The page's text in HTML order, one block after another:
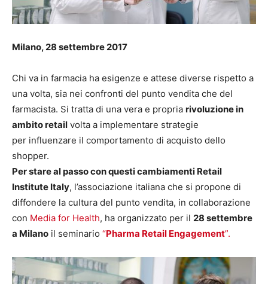
Milano, 28 settembre 2017
Chi va in farmacia ha esigenze e attese diverse rispetto a
una volta, sia nei confronti del punto vendita che del
farmacista. Si tratta di una vera e propria rivoluzione in
ambito retail volta a implementare strategie
per influenzare il comportamento di acquisto dello
shopper.
Per stare al passo con questi cambiamenti Retail
Institute Italy, l’associazione italiana che si propone di
diffondere la cultura del punto vendita, in collaborazione
con Media for Health, ha organizzato per il 28 settembre
a Milano il seminario “Pharma Retail Engagement”.